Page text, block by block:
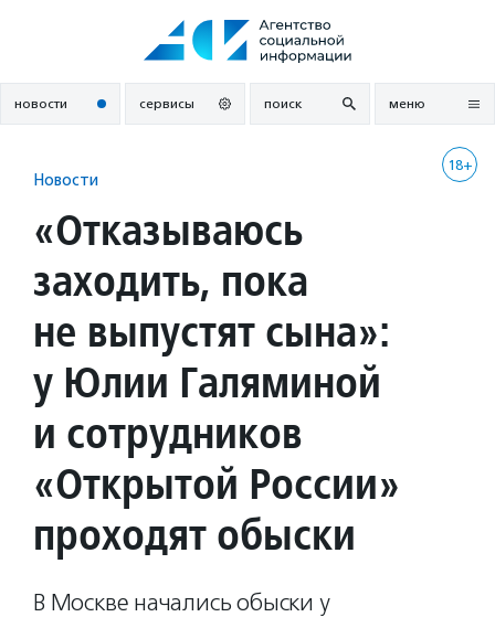
новости сервисы поиск меню
18+
Новости
«Отказываюсь
заходить, пока
не выпустят сына»:
у Юлии Галяминой
и сотрудников
«Открытой России»
проходят обыски
В Москве начались обыски у